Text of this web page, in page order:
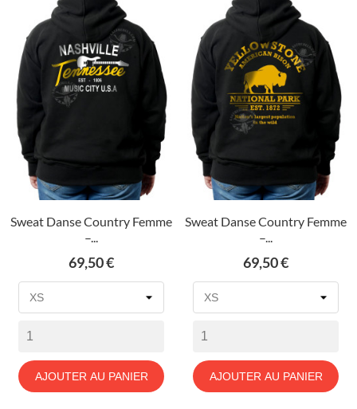
Sweat Danse Country Femme
–...
Prix
69,50 €
AJOUTER AU PANIER
Sweat Danse Country Femme
–...
Prix
69,50 €
AJOUTER AU PANIER